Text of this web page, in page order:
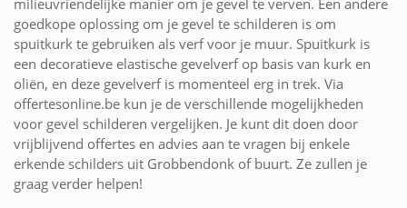
milieuvriendelijke manier om je gevel te verven. Een andere
goedkope oplossing om je gevel te schilderen is om
spuitkurk te gebruiken als verf voor je muur. Spuitkurk is
een decoratieve elastische gevelverf op basis van kurk en
oliën, en deze gevelverf is momenteel erg in trek. Via
offertesonline.be kun je de verschillende mogelijkheden
voor gevel schilderen vergelijken. Je kunt dit doen door
vrijblijvend offertes en advies aan te vragen bij enkele
erkende schilders uit Grobbendonk of buurt. Ze zullen je
graag verder helpen!